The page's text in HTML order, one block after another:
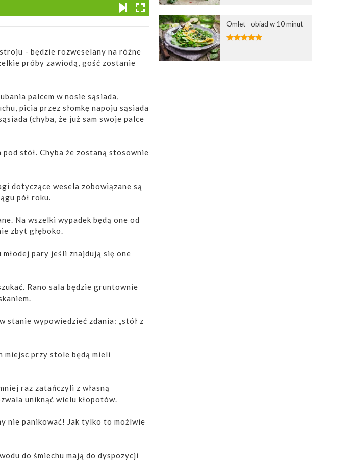
- będzie rozweselany na różne
próby zawiodą, gość zostanie
palcem w nosie sąsiada,
picia przez słomkę napoju sąsiada
(chyba, że już sam swoje palce
stół. Chyba że zostaną stosownie
dotyczące wesela zobowiązane są
pół roku.
Na wszelki wypadek będą one od
zbyt głęboko.
pary jeśli znajdują się one
Rano sala będzie gruntownie
stanie wypowiedzieć zdania: „stół z
miejsc przy stole będą mieli
raz zatańczyli z własną
uniknąć wielu kłopotów.
nie panikować! Jak tylko to możlwie
do śmiechu mają do dyspozycji
Omlet - obiad w 10 minut